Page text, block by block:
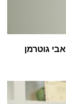
גוטרמן